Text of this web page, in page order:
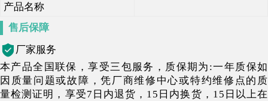
产品名称
售后保障
厂家服务
本产品全国联保，享受三包服务，质保期为:一年质保如
因质量问题或故障，凭厂商维修中心或特约维修点的质
量检测证明，享受7日内退货，15日内换货，15日以上在